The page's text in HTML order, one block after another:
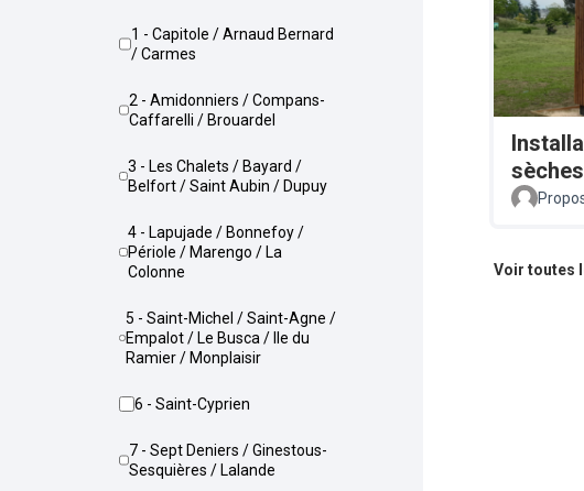
1 - Capitole / Arnaud Bernard
/ Carmes
2 - Amidonniers / Compans-
Caffarelli / Brouardel
3 - Les Chalets / Bayard /
Belfort / Saint Aubin / Dupuy
4 - Lapujade / Bonnefoy /
Périole / Marengo / La
Colonne
5 - Saint-Michel / Saint-Agne /
Empalot / Le Busca / Ile du
Ramier / Monplaisir
6 - Saint-Cyprien
7 - Sept Deniers / Ginestous-
Sesquières / Lalande
Voir toutes